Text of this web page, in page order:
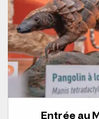
Entrée au